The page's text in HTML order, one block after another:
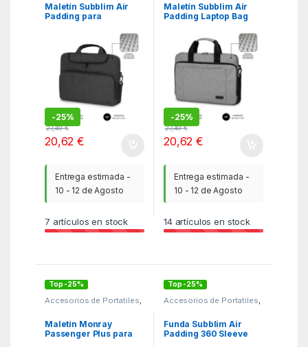
Maletín Subblim Air
Padding para
-25%
27,49€
20,62€
Entrega estimada -
10 - 12 de Agosto
7 artículos en stock
Maletín Subblim Air
Padding Laptop Bag
14″/ Cinta para Trolley/
-25%
27,49€
20,62€
Entrega estimada -
10 - 12 de Agosto
14artículos en stock
Top -25%
Accesorios de Portatiles,
Maletín Monray
Passenger Plus para
Top -25%
Accesorios de Portatiles,
Funda Subblim Air
Padding 360 Sleeve